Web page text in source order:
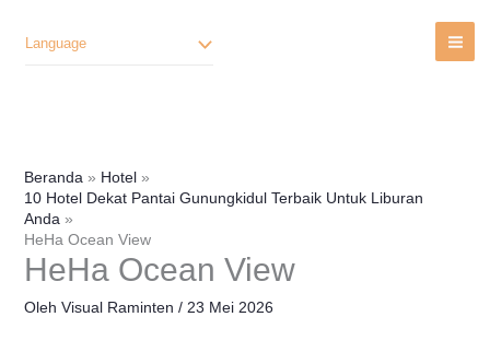
Language
Beranda
Hotel
10 Hotel Dekat Pantai Gunungkidul Terbaik Untuk Liburan
Anda
HeHa Ocean View
HeHa Ocean View
Oleh Visual Raminten / 23 Mei 2026